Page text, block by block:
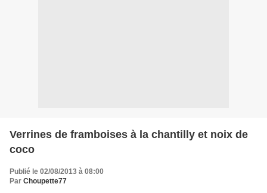
Verrines de framboises à la chantilly et noix de
coco
Publié le 02/08/2013 à 08:00
Par Choupette77